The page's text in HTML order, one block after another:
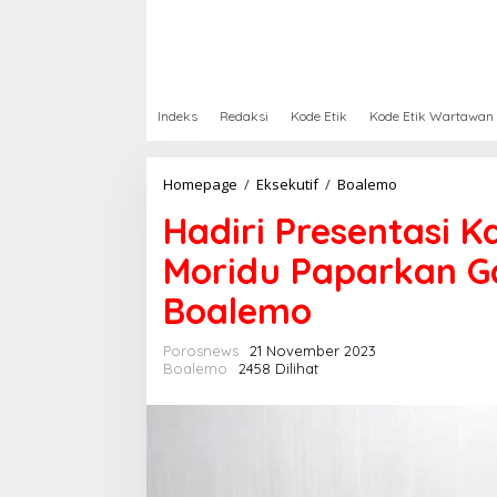
Indeks Redaksi Kode Etik Kode Etik Wartawan
Homepage / Eksekutif / Boalemo
d
i
r
i
Hadiri Presentasi
Moridu Paparkan
Boalemo
Porosnews
21 November 2023
Boalemo
2458 Dilihat